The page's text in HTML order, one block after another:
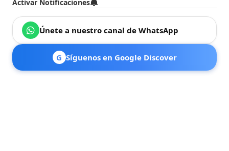
Activar Notificaciones
Únete a nuestro canal de WhatsApp
G Síguenos en Google Discover